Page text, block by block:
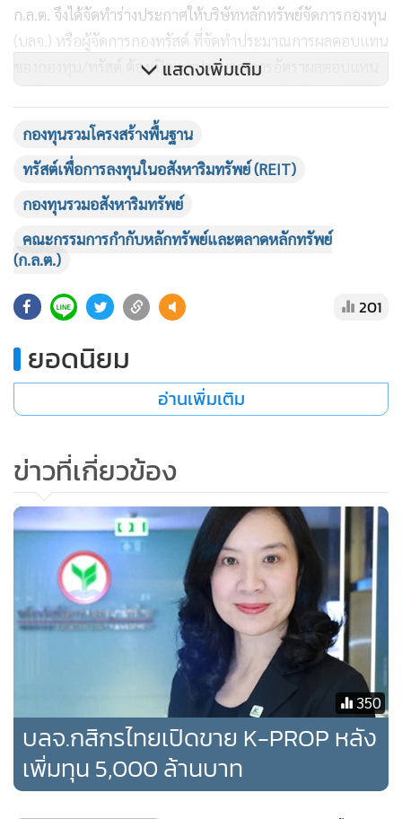
ก.ล.ต. จึงได้จัดทำร่างประกาศให้บริษัทหลักทรัพย์จัดการกองทุน
(บลจ.) หรือผู้จัดการกองทรัสต์ ที่จัดทำประมาณการผลตอบแทน
ของกองทุน/ทรัสต์ ต้องเปิดเผยประมาณการอัตราผลตอบแทน
ภายใน (Internal Rate of Return: IRR) ควบคู่ไปด้วย เพื่อให้ผู้
ลงทุนได้รับทราบข้อมูลเกี่ยวกับผลตอบแทนที่คาดว่าจะได้รับทั้ง
ระยะสั้นและระยะยาวก่อนการตัดสินใจลงทุน
สำหรับกองทุนรวมอสังหาริมทรัพย์ (กอง 1) ที่ปัจจุบันไม่สามารถ
ลงทุนเพิ่มเติมได้อีกแล้ว หากมีการลงทุนในทรัพย์สินประเภท
สิทธิการเช่าเพียงอย่างเดียว ให้ บลจ. เปิดเผยประมาณการ IRR
ประจำปีและรายงานประจำปีของกองทุน
นอกจากนี้ ให้ บลจ. หรือผู้จัดการกองทรัสต์เปิดเผยรายงานการ
ประเมินมูลค่าทรัพย์สินและรายงานการสอบทานการประเมิน
มูลค่าทรัพย์สินที่มีการจัดทำล่าสุด ผ่านทางช่องทางที่เหมาะสม
ประเมินหรือการสอบทานการประเมินแล้วเสร็จ เพื่อให้ผู้ลงทุน
และนักวิเคราะห์หลักทรัพย์มีข้อมูลในการวิเคราะห์ รวมถึง
ปรับปรุงข้อมูลของส่วนสรุปข้อมูลสำคัญของกองทุน/ทรัสต์ ให้
กระชับ เข้าใจง่ายและให้แนบตารางสรุปกระแสเงินสดที่จัดทำ
โดยผู้ประเมินมูลค่าทรัพย์สินในแบบฟอร์มดังกล่าวด้วย
ทั้งนี้ ก.ล.ต. ได้เผยแพร่เอกสารรับฟังความคิดเห็นในเรื่องดังกล่าว
https://www.sec.or.th/TH/Pages/PB_Detail.aspx?
SECID=598 ผู้ที่เกี่ยวข้องและผู้สนใจสามารถแสดงความคิดเห็น
ได้ที่เว็บไซต์ หรือโทรสาร 0-2263-6109 หรือ 0-2033-9570
หรือทาง e-mail : sorawisn@sec.or.th หรือ
kanapart@sec.or.th จนถึงวันที่ 22 กุมภาพันธ์ 2563
แสดงเพิ่มเติม
กองทุนรวมโครงสร้างพื้นฐาน
ทรัสต์เพื่อการลงทุนในอสังหาริมทรัพย์ (REIT)
กองทุนรวมอสังหาริมทรัพย์
คณะกรรมการกำกับหลักทรัพย์และตลาดหลักทรัพย์
(ก.ล.ต.)
201
ยอดนิยม
อ่านเพิ่มเติม
ข่าวที่เกี่ยวข้อง
350
บลจ.กสิกรไทยเปิดขาย K-PROP หลัง
เพิ่มทุน 5,000 ล้านบาท